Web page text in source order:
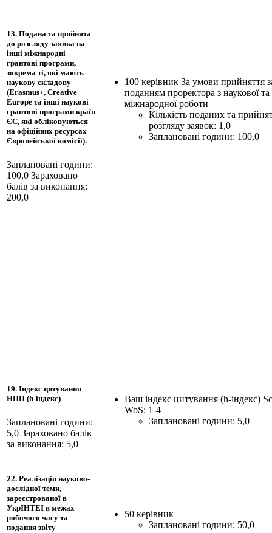
13. Подана та прийнята
до розгляду заявка на
інші міжнародні
грантові програми,
зокрема ті, які мають
наукову складову
(Erasmus+, Creative
Europe та інші наукові
грантові програми країн
ЄС, які обліковуються
на офіційних ресурсах
Європейської комісії).
Заплановані години:
100,0 Зараховано
балів за виконання:
200,0
100 керівник За умови прийняття
поданням проректора з наукової та
міжнародної роботи
Кількість поданих та
розгляду заявок: 1,0
Заплановані години: 100,0
19. Індекс цитування
НПП (h-індекс)
Заплановані години:
5,0 Зараховано балів
за виконання: 5,0
Ваш індекс цитування (h-індекс)
WoS: 1-4
Заплановані години: 5,0
22. Реалізація науково-
дослідної теми,
зареєстрованої в
УкрІНТЕІ в межах
робочого часу та
подання звіту
50 керівник
Заплановані години: 50,0